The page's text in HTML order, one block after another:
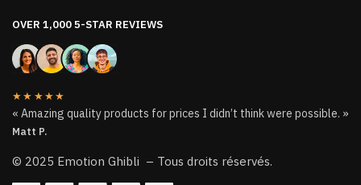
OVER 1,000 5-STAR REVIEWS
★★★★★
« Amazing quality products for prices I didn’t think were possible. »
Matt P.
© 2025 Emotion Ghibli – Tous droits réservés.